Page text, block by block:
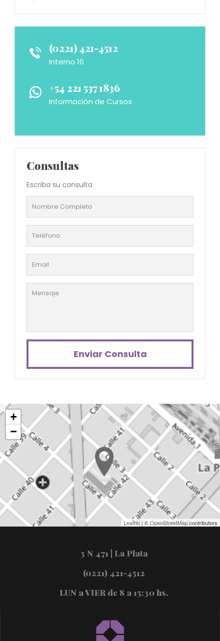
(0221) 421-4512
Interno 16
+54 221 537 1836
Información de Cursos
Consultas
Escriba su consulta
Enviar Consulta
+
−
Leaflet | ©OpenStreetMapcontributors
3 N 471 | La Plata
(0221) 421-4512
LUN a VIER de 8 a 15:30 hs.